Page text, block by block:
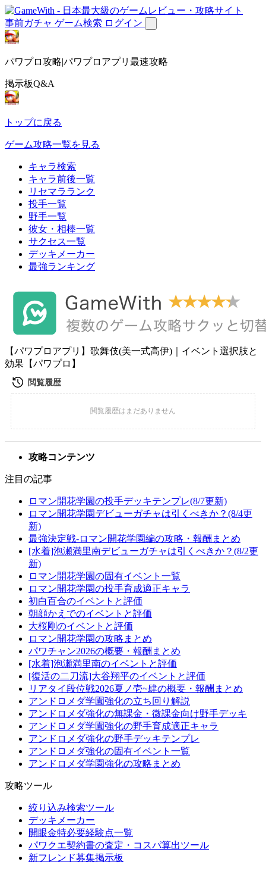
事前ガチャ ゲーム検索 ログイン
パワプロ攻略|パワプロアプリ最速攻略
掲示板Q&A
トップに戻る
ゲーム攻略一覧を見る
キャラ検索
キャラ前後一覧
リセマラランク
投手一覧
野手一覧
彼女・相棒一覧
サクセス一覧
デッキメーカー
最強ランキング
【パワプロアプリ】歌舞伎(美一式高伊)｜イベント選択肢と
効果【パワプロ】
攻略コンテンツ
注目の記事
ロマン開花学園の投手デッキテンプレ(8/7更新)
ロマン開花学園デビューガチャは引くべきか？(8/4更
新)
最強決定戦-ロマン開花学園編の攻略・報酬まとめ
[水着]泡瀬満里南デビューガチャは引くべきか？(8/2更
新)
ロマン開花学園の固有イベント一覧
ロマン開花学園の投手育成適正キャラ
初白百合のイベントと評価
朝顔かえでのイベントと評価
大桜剛のイベントと評価
ロマン開花学園の攻略まとめ
パワチャン2026の概要・報酬まとめ
[水着]泡瀬満里南のイベントと評価
[復活の二刀流]大谷翔平のイベントと評価
リアタイ段位戦2026夏ノ壱~肆の概要・報酬まとめ
アンドロメダ学園強化の立ち回り解説
アンドロメダ強化の無課金・微課金向け野手デッキ
アンドロメダ学園強化の野手育成適正キャラ
アンドロメダ強化の野手デッキテンプレ
アンドロメダ強化の固有イベント一覧
アンドロメダ学園強化の攻略まとめ
攻略ツール
絞り込み検索ツール
デッキメーカー
開眼金特必要経験点一覧
パワクエ契約書の査定・コスパ算出ツール
新フレンド募集掲示板